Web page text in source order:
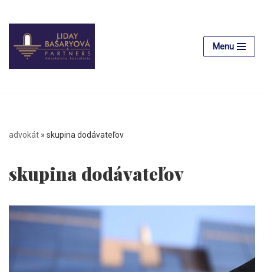
Preskočiť
na
obsah
Menu
advokát » skupina dodávateľov
skupina dodávateľov